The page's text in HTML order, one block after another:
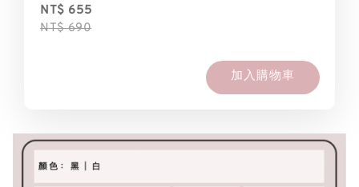
NT$ 655
NT$ 690
加入購物車